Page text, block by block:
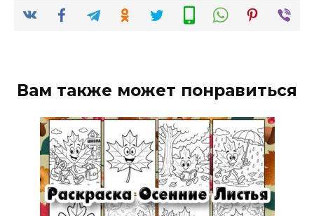
Вам также может понравиться